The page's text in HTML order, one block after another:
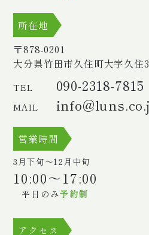
所在地
〒878-0201
大分県竹田市久住町大字久住
TEL 090-2318-7815
MAIL
営業時間
3月下旬〜12月中旬
10:00～17:00
平日のみ予約制
アクセス